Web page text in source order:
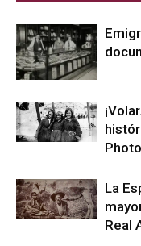
La
Real